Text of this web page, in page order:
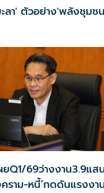
ลา' ตัวอย่าง'พลังชุมช
ยQ1/69ว่างงาน3.9แส
ราม-หนี้’กดดันแรงงา